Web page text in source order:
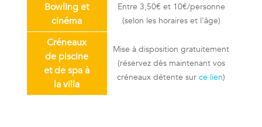
Bowling et
cinéma
Entre 3,50€ et 10€/personne
(selon les horaires et l'âge)
Créneaux
de piscine
et de spa à
la villa
Mise à disposition gratuitement
(réservez dès maintenant vos
créneaux détente surce lien)